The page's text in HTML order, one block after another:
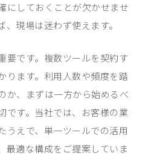
にしておくことが欠かせませ
現場は迷わず使えます。
要です。複数ツールを契約す
ります。利用人数や頻度を踏
か、まずは一方から始めるべ
です。当社では、お客様の業
うえで、単一ツールでの活用
最適な構成をご提案していま